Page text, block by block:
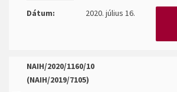
Dátum:
2020. július 16.
NAIH/2020/1160/10
(NAIH/2019/7105)